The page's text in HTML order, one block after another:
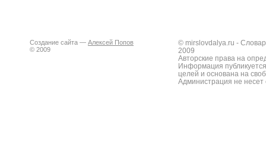
Создание сайта — Алексей Попов
© 2009
© mirslovdalya.ru -
2009
Авторские права на
Информация
целей и основана на
Администрация не несет